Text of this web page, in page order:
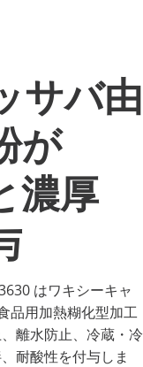
サバ由
が
濃厚
はワキシーキャ
品用加熱糊化型加工
離水防止、冷蔵・冷
耐酸性を付与しま